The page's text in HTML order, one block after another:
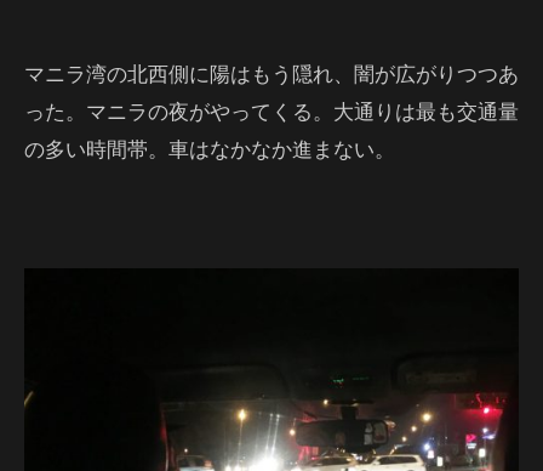
マニラ湾の北西側に陽はもう隠れ、闇が広がりつつあ
った。マニラの夜がやってくる。大通りは最も交通量
の多い時間帯。車はなかなか進まない。